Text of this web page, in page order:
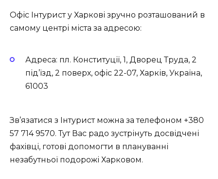
Офіс Інтурист у Харкові зручно розташований в
самому центрі міста за адресою:
Адреса: пл. Конституції, 1, Дворец Труда, 2
під’їзд, 2 поверх, офіс 22-07, Харків, Україна,
61003
Зв’язатися з Інтурист можна за телефоном +380
57 714 9570. Тут Вас радо зустрінуть досвідчені
фахівці, готові допомогти в плануванні
незабутньої подорожі Харковом.